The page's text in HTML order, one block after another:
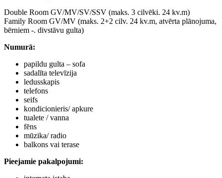
Double Room GV/MV/SV/SSV (maks. 3 cilvēki. 24 kv.m)
Family Room GV/MV (maks. 2+2 cilv. 24 kv.m, atvērta plānojuma,
bērniem -. divstāvu gulta)
Numurā:
papildu gulta – sofa
sadalīta televīzija
ledusskapis
telefons
seifs
kondicionieris/ apkure
tualete / vanna
fēns
mūzika/ radio
balkons vai terase
Pieejamie pakalpojumi: